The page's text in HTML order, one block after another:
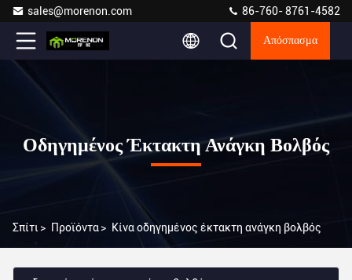
sales@morenon.com 86-760- 8761-4582
Απόσπασμα
Οδηγημένος Έκτακτη Ανάγκη Βολβός
Σπίτι > Προϊόντα> Κίνα οδηγημένος έκτακτη ανάγκη βολβός